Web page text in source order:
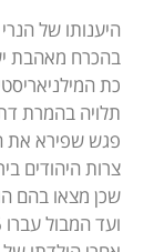
היענותו של
בהכרח מאהבת
כת
תלויה בהמרת
פגש שפירא את
צרות היהודים
שכן מצאו בהם